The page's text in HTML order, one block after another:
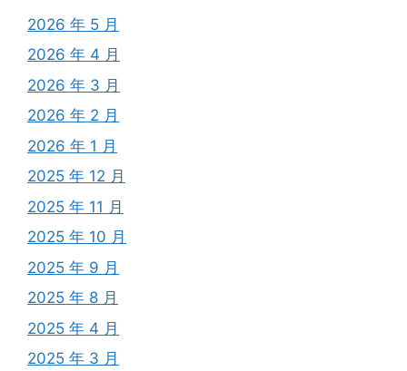
2026 年 5 月
2026 年 4 月
2026 年 3 月
2026 年 2 月
2026 年 1 月
2025 年 12 月
2025 年 11 月
2025 年 10 月
2025 年 9 月
2025 年 8 月
2025 年 4 月
2025 年 3 月